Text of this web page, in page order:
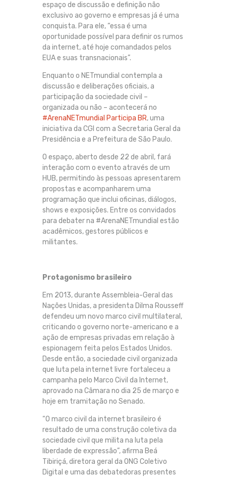
espaço de discussão e definição não
exclusivo ao governo e empresas já é uma
conquista. Para ele, “essa é uma
oportunidade possível para definir os rumos
da internet, até hoje comandados pelos
EUA e suas transnacionais”.
Enquanto o NETmundial contempla a
discussão e deliberações oficiais, a
participação da sociedade civil –
organizada ou não – acontecerá no
#ArenaNETmundial Participa BR, uma
iniciativa da CGI com a Secretaria Geral da
Presidência e a Prefeitura de São Paulo.
O espaço, aberto desde 22 de abril, fará
interação com o evento através de um
HUB, permitindo às pessoas apresentarem
propostas e acompanharem uma
programação que inclui oficinas, diálogos,
shows e exposições. Entre os convidados
para debater na #ArenaNETmundial estão
acadêmicos, gestores públicos e
militantes.
Protagonismo brasileiro
Em 2013, durante Assembleia-Geral das
Nações Unidas, a presidenta Dilma Rousseff
defendeu um novo marco civil multilateral,
criticando o governo norte-americano e a
ação de empresas privadas em relação à
espionagem feita pelos Estados Unidos.
Desde então, a sociedade civil organizada
que luta pela internet livre fortaleceu a
campanha pelo Marco Civil da Internet,
aprovado na Câmara no dia 25 de março e
hoje em tramitação no Senado.
“O marco civil da internet brasileiro é
resultado de uma construção coletiva da
sociedade civil que milita na luta pela
liberdade de expressão”, afirma Beá
Tibiriçá, diretora geral da ONG Coletivo
Digital e uma das debatedoras presentes